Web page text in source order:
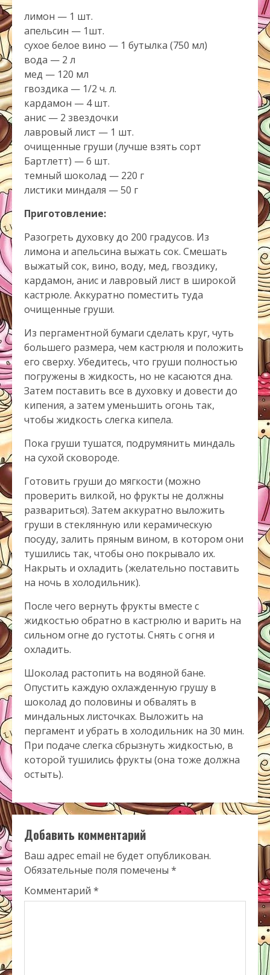
лимон — 1 шт.
апельсин — 1шт.
сухое белое вино — 1 бутылка (750 мл)
вода — 2 л
мед — 120 мл
гвоздика — 1/2 ч. л.
кардамон — 4 шт.
анис — 2 звездочки
лавровый лист — 1 шт.
очищенные груши (лучше взять сорт
Бартлетт) — 6 шт.
темный шоколад — 220 г
листики миндаля — 50 г
Приготовление:
Разогреть духовку до 200 градусов. Из
лимона и апельсина выжать сок. Смешать
выжатый сок, вино, воду, мед, гвоздику,
кардамон, анис и лавровый лист в широкой
кастрюле. Аккуратно поместить туда
очищенные груши.
Из пергаментной бумаги сделать круг, чуть
большего размера, чем кастрюля и положить
его сверху. Убедитесь, что груши полностью
погружены в жидкость, но не касаются дна.
Затем поставить все в духовку и довести до
кипения, а затем уменьшить огонь так,
чтобы жидкость слегка кипела.
Пока груши тушатся, подрумянить миндаль
на сухой сковороде.
Готовить груши до мягкости (можно
проверить вилкой, но фрукты не должны
развариться). Затем аккуратно выложить
груши в стеклянную или керамическую
посуду, залить пряным вином, в котором они
тушились так, чтобы оно покрывало их.
Накрыть и охладить (желательно поставить
на ночь в холодильник).
После чего вернуть фрукты вместе с
жидкостью обратно в кастрюлю и варить на
сильном огне до густоты. Снять с огня и
охладить.
Шоколад растопить на водяной бане.
Опустить каждую охлажденную грушу в
шоколад до половины и обвалять в
миндальных листочках. Выложить на
пергамент и убрать в холодильник на 30 мин.
При подаче слегка сбрызнуть жидкостью, в
которой тушились фрукты (она тоже должна
остыть).
Добавить комментарий
Ваш адрес email не будет опубликован.
Обязательные поля помечены *
Комментарий *